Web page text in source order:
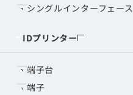
シングルインターフェース
IDプリンター
端子台
端子